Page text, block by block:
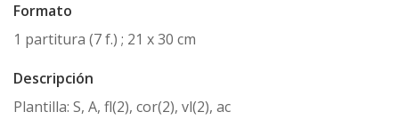
Formato
1 partitura (7 f.) ; 21 x 30 cm
Descripción
Plantilla: S, A, fl(2), cor(2), vl(2), ac